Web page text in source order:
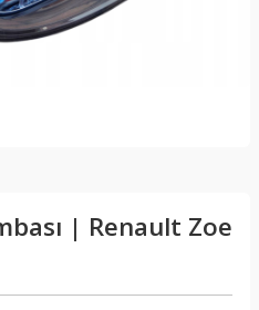
| Renault Zoe